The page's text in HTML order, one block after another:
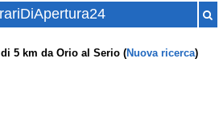
5 km da Orio al Serio (Nuova ricerca)